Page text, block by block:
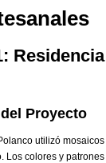
Proyecto
utilizó
Los colores y